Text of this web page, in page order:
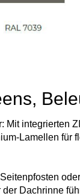
Mit integrierten
Lamellen für
Dachrinne